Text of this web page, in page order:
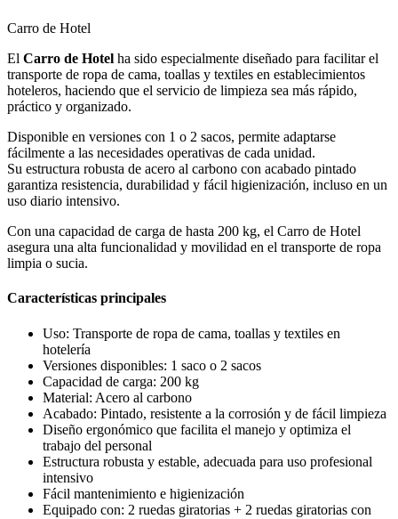
Carro de Hotel
El Carro de Hotel ha sido especialmente diseñado para facilitar el
transporte de ropa de cama, toallas y textiles en establecimientos
hoteleros, haciendo que el servicio de limpieza sea más rápido,
práctico y organizado.
Disponible en versiones con 1 o 2 sacos, permite adaptarse
fácilmente a las necesidades operativas de cada unidad.
Su estructura robusta de acero al carbono con acabado pintado
garantiza resistencia, durabilidad y fácil higienización, incluso en un
uso diario intensivo.
Con una capacidad de carga de hasta 200 kg, el Carro de Hotel
asegura una alta funcionalidad y movilidad en el transporte de ropa
limpia o sucia.
Características principales
Uso: Transporte de ropa de cama, toallas y textiles en
hotelería
Versiones disponibles: 1 saco o 2 sacos
Capacidad de carga: 200 kg
Material: Acero al carbono
Acabado: Pintado, resistente a la corrosión y de fácil limpieza
Diseño ergonómico que facilita el manejo y optimiza el
trabajo del personal
Estructura robusta y estable, adecuada para uso profesional
intensivo
Fácil mantenimiento e higienización
Equipado con: 2 ruedas giratorias + 2 ruedas giratorias con